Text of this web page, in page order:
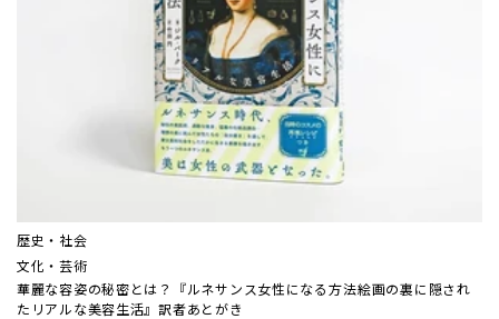
歴史・社会
文化・芸術
華麗な容姿の秘密とは？『ルネサンス女性になる方法――絵画の裏に隠され
たリアルな美容生活』訳者あとがき